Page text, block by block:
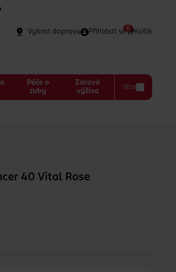
Vybrat dopravu Přihlásit se Košík
0
Péče o
zuby
Zdravá
výživa
Více
40 Vital Rose